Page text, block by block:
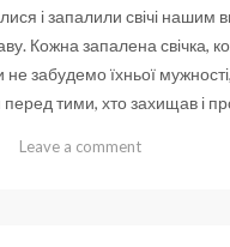
і запалили свічі нашим
Кожна запалена свічка,
не забудемо їхньої
тими, хто захищав і
Leave a comment